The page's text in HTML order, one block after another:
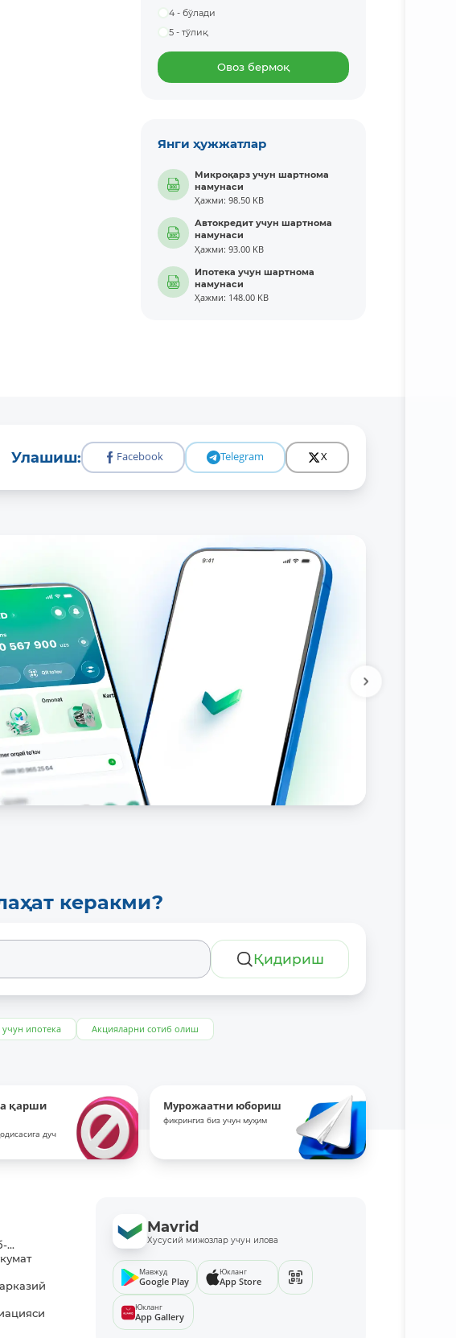
4 - бўлади
5 - тўлиқ
Овоз бермоқ
Янги ҳужжатлар
Микроқарз учун шартнома
намунаси
Ҳажми: 98.50 KB
Автокредит учун шартнома
намунаси
Ҳажми: 93.00 KB
Ипотека учун шартнома
намунаси
Ҳажми: 148.00 KB
Улашиш: Facebook Telegram X
керакми?
Қидириш
ипотека
Акцияларни сотиб олиш
қарши
дуч
Мурожаатни юбориш
фикрингиз биз учун муҳим
...
Mavrid
Хусусий мижозлар учун илова
Мавжуд
Google Play
Юкланг
App Store
Юкланг
App Gallery